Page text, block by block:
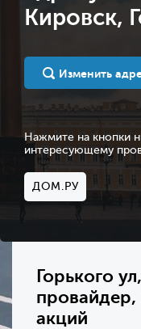
Кировск,
Изменить
Нажмите на кнопки
интересующему
ДОМ.РУ
Горького
провайдер,
акций